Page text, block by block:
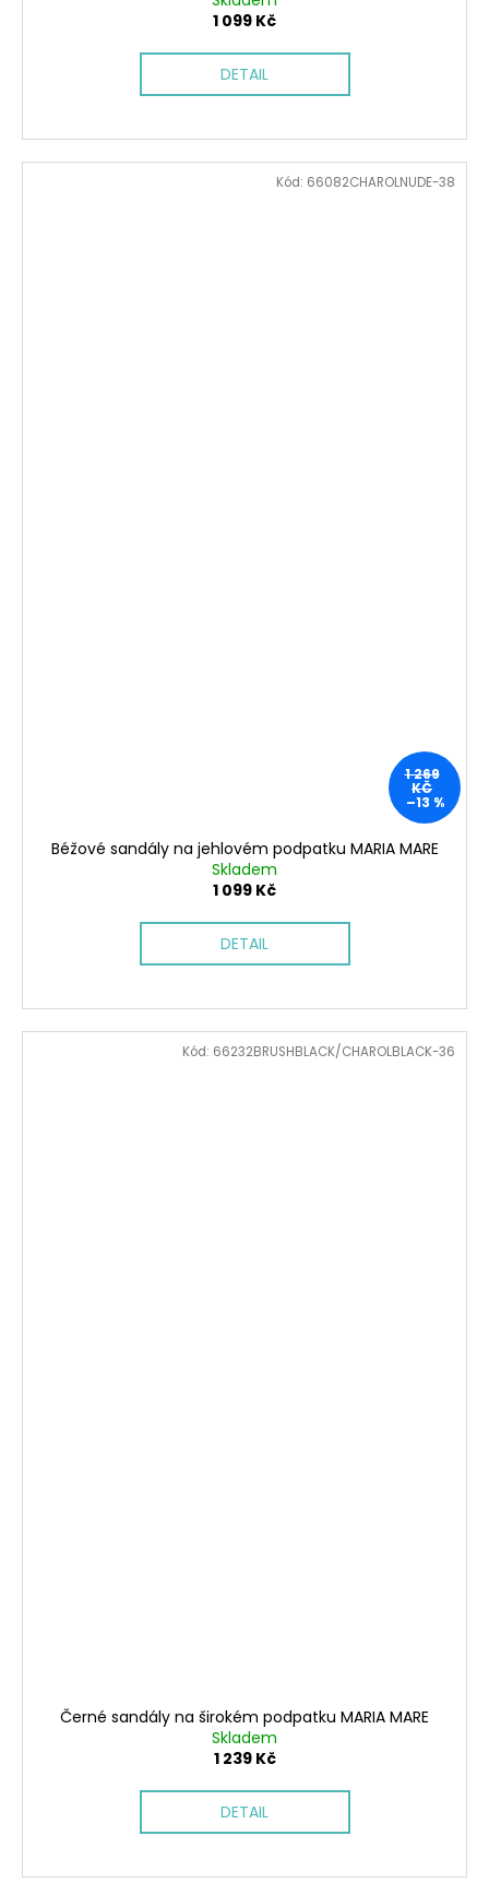
1 099 Kč
DETAIL
1 269
KČ
–13 %
Béžové sandály na jehlovém podpatku MARIA MARE
Skladem
1 099 Kč
DETAIL
Kód: 66082CHAROLNUDE-38
Černé sandály na širokém podpatku MARIA MARE
Skladem
1 239 Kč
DETAIL
Kód: 66232BRUSHBLACK/CHAROLBLACK-36